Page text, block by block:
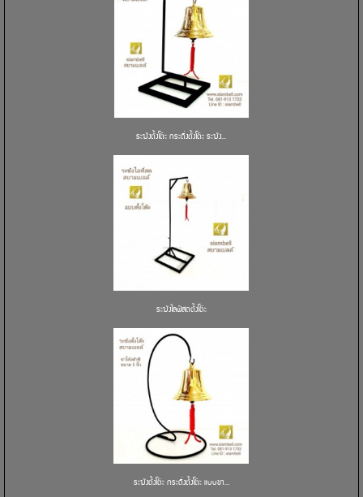
ระฆังตั้งโต๊ะ กระดิ่งตั้งโต๊ะ ระฆัง...
ระฆังไลฟ์สดตั้งโต๊ะ
ระฆังตั้งโต๊ะ กระดิ่งตั้งโต๊ะ แบบขา...